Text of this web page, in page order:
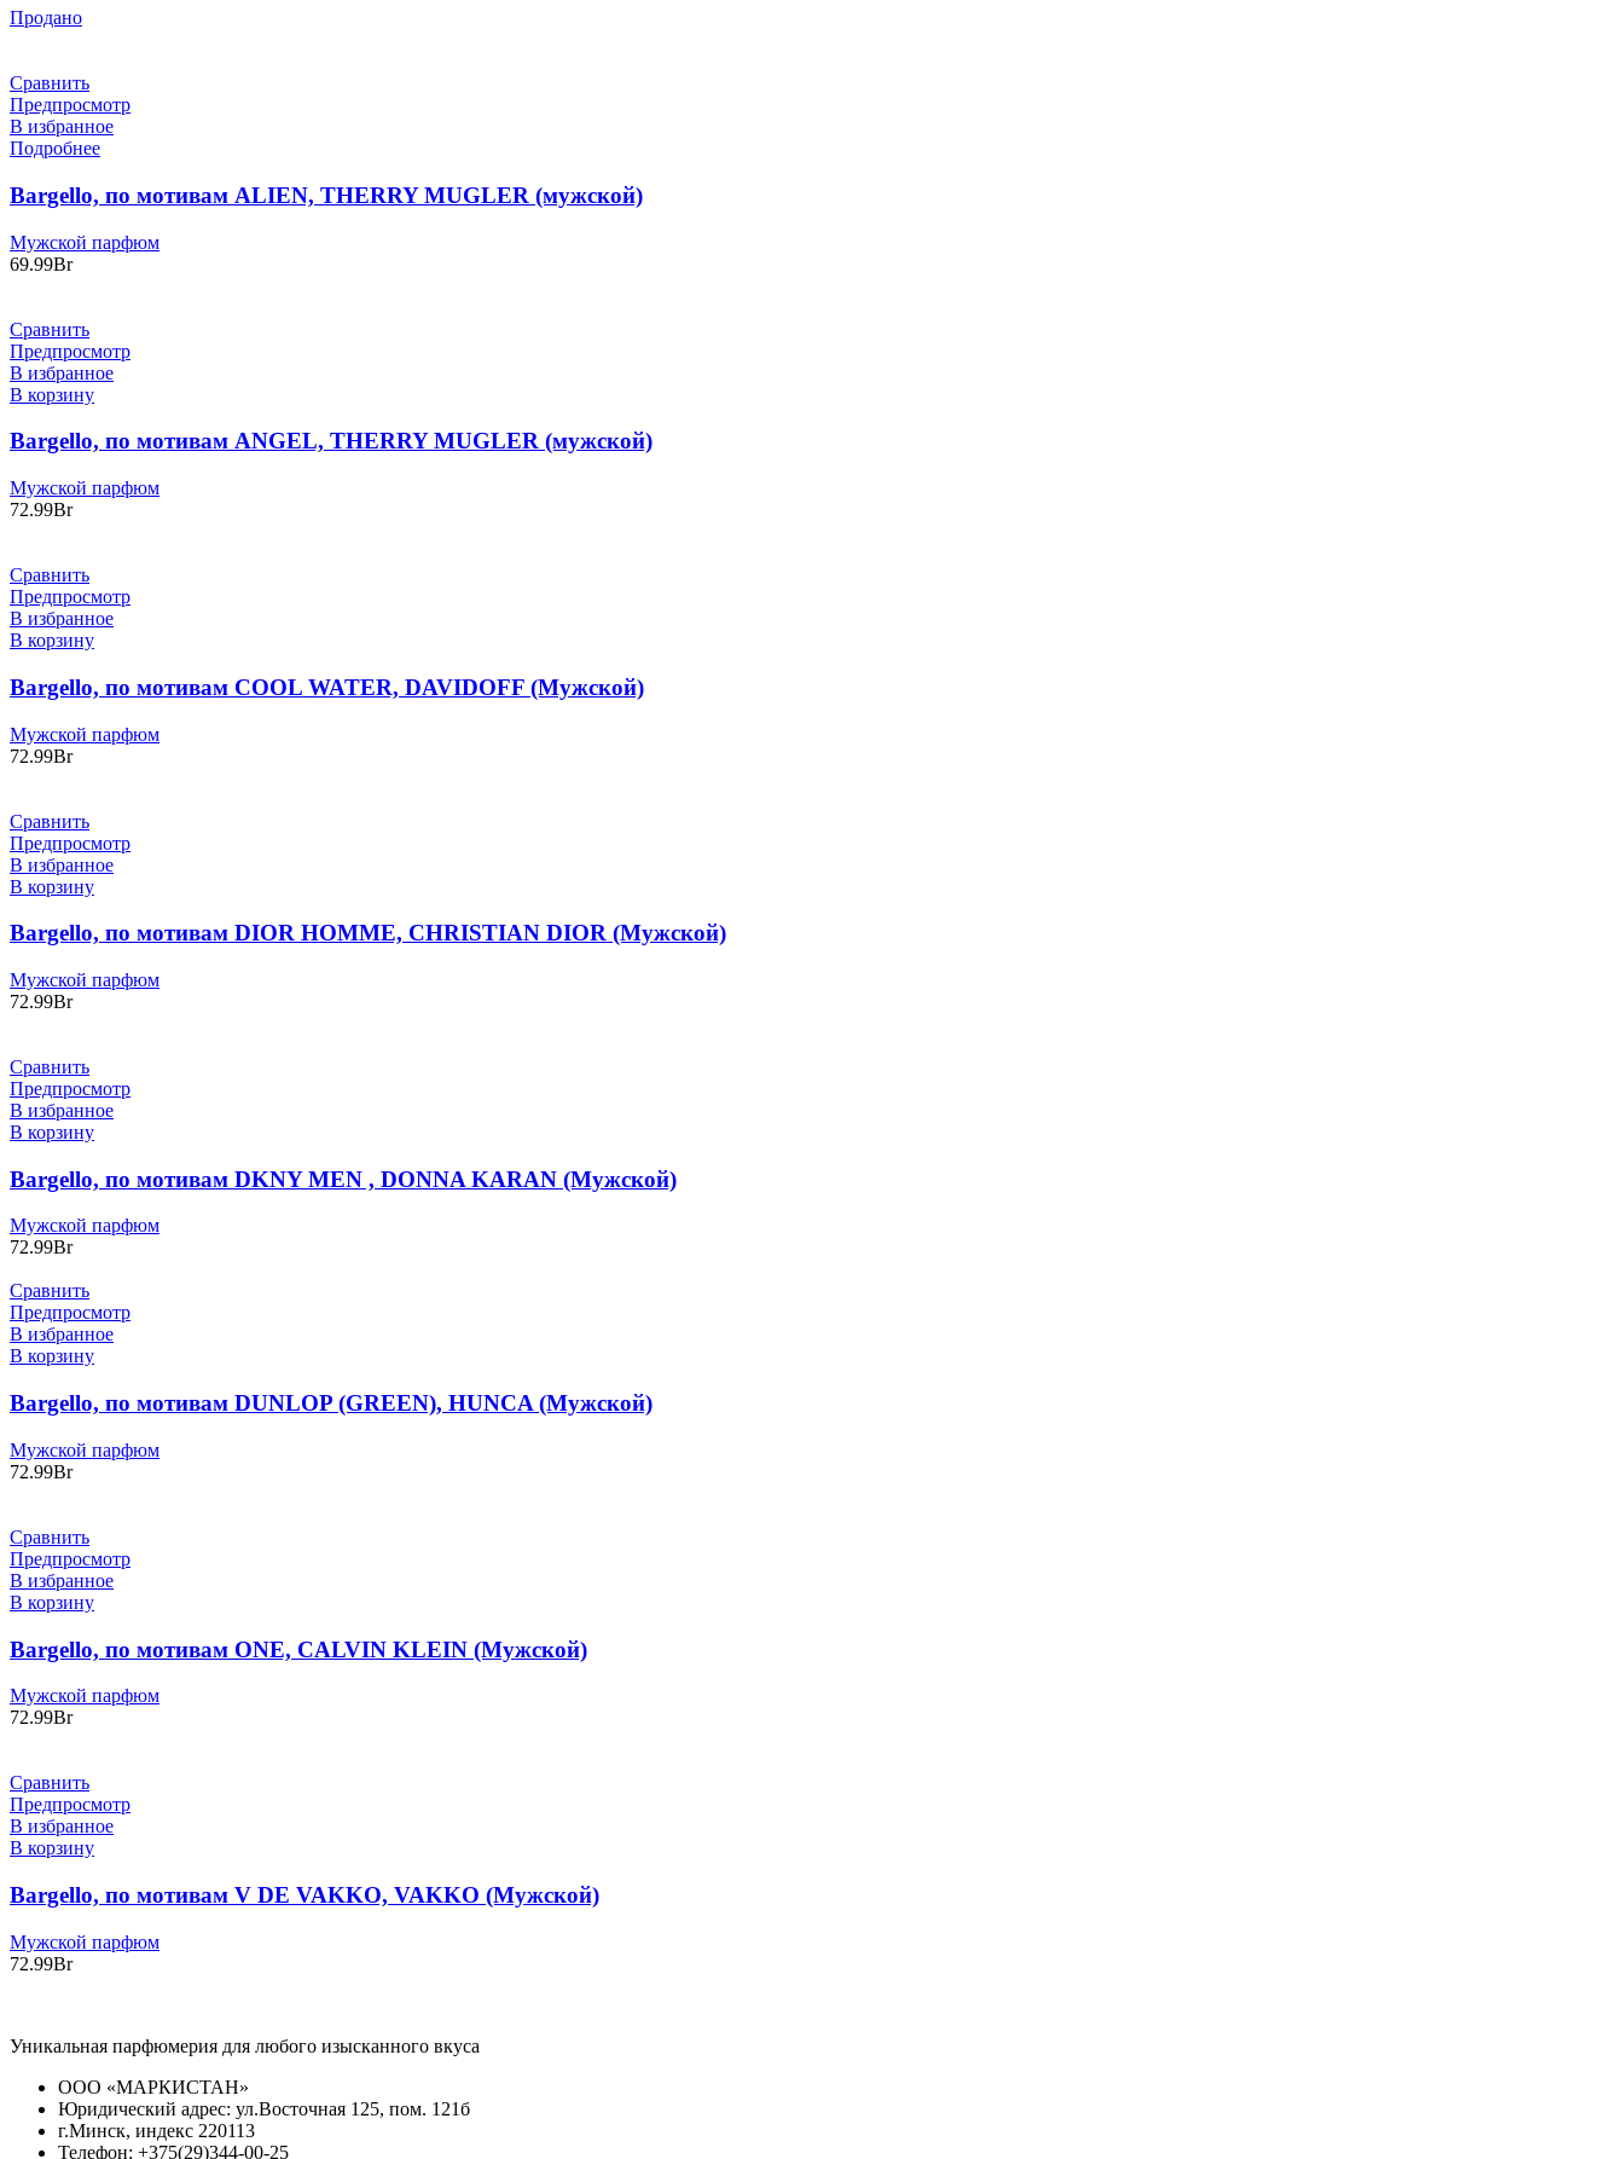
Продано
Сравнить
Предпросмотр
В избранное
Подробнее
Bargello, по мотивам ALIEN, THERRY MUGLER (мужской)
Мужской парфюм
69.99Br
Сравнить
Предпросмотр
В избранное
В корзину
Bargello, по мотивам ANGEL, THERRY MUGLER (мужской)
Мужской парфюм
72.99Br
Сравнить
Предпросмотр
В избранное
В корзину
Bargello, по мотивам COOL WATER, DAVIDOFF (Мужской)
Мужской парфюм
72.99Br
Сравнить
Предпросмотр
В избранное
В корзину
Bargello, по мотивам DIOR HOMME, CHRISTIAN DIOR (Мужской)
Мужской парфюм
72.99Br
Сравнить
Предпросмотр
В избранное
В корзину
Bargello, по мотивам DKNY MEN , DONNA KARAN (Мужской)
Мужской парфюм
72.99Br
Сравнить
Предпросмотр
В избранное
В корзину
Bargello, по мотивам DUNLOP (GREEN), HUNCA (Мужской)
Мужской парфюм
72.99Br
Сравнить
Предпросмотр
В избранное
В корзину
Bargello, по мотивам ONE, CALVIN KLEIN (Мужской)
Мужской парфюм
72.99Br
Сравнить
Предпросмотр
В избранное
В корзину
Bargello, по мотивам V DE VAKKO, VAKKO (Мужской)
Мужской парфюм
72.99Br
Уникальная парфюмерия для любого изысканного вкуса
ООО «МАРКИСТАН»
Юридический адрес: ул.Восточная 125, пом. 121б
г.Минск, индекс 220113
Телефон: +375(29)344-00-25